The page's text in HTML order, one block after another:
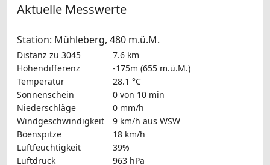
Aktuelle Messwerte
Station: Mühleberg, 480 m.ü.M.
Distanz zu 3045
7.6 km
Höhendifferenz
-175m (655 m.ü.M.)
Temperatur
28.1 °C
Sonnenschein
0 von 10 min
Niederschläge
0 mm/h
Windgeschwindigkeit
9 km/h aus WSW
Böenspitze
18 km/h
Luftfeuchtigkeit
39%
Luftdruck
963 hPa